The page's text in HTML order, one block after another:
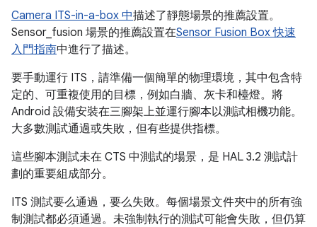
Camera ITS-in-a-box 中描述了靜態場景的推薦設置。
Sensor_fusion 場景的推薦設置在Sensor Fusion Box 快速
入門指南中進行了描述。
要手動運行 ITS，請準備一個簡單的物理環境，其中包含特
定的、可重複使用的目標，例如白牆、灰卡和檯燈。將
Android 設備安裝在三腳架上並運行腳本以測試相機功能。
大多數測試通過或失敗，但有些提供指標。
這些腳本測試未在 CTS 中測試的場景，是 HAL 3.2 測試計
劃的重要組成部分。
ITS 測試要么通過，要么失敗。每個場景文件夾中的所有強
制測試都必須通過。未強制執行的測試可能會失敗，但仍算